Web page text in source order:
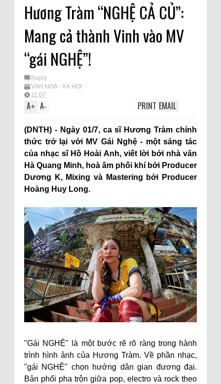
Hương Tràm “NGHỆ CẢ CỦ”:
Mang cả thành Vinh vào MV
“gái NGHỆ”!
Reply
VĂN HÓA - XÃ HỘI
11:07
A+ A- EMAIL
PRINT
(DNTH) - Ngày 01/7, ca sĩ Hương Tràm chính
thức trở lại với MV Gái Nghệ - một sáng tác
của nhạc sĩ Hồ Hoài Anh, viết lời bởi nhà văn
Hà Quang Minh, hoà âm phối khí bởi Producer
Dương K, Mixing và Mastering bởi Producer
Hoàng Huy Long.
"Gái NGHỆ" là một bước rẽ rõ ràng trong hành
trình hình ảnh của Hương Tràm. Về phần nhạc,
"gái NGHỆ" chọn hướng dân gian đương đại.
Bản phối pha trộn giữa pop, electro và rock theo